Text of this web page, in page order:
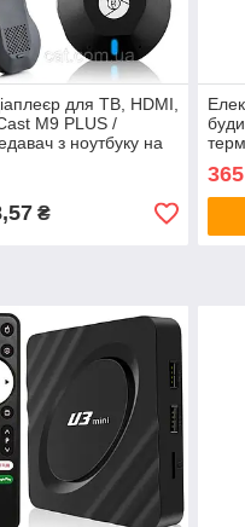
для ТВ, HDMI,
M9 PLUS /
з ноутбуку на
₴
365